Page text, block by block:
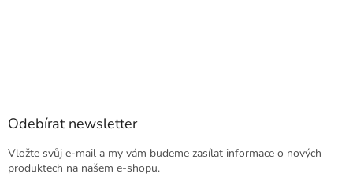
Odebírat newsletter
Vložte svůj e-mail a my vám budeme zasílat informace o nových
produktech na našem e-shopu.